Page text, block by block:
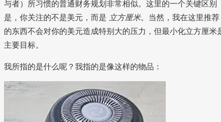
与者）所习惯的普通财务规划非常相似。这里的一个关键区别
是，你关注的不是美元，而是 立方厘米。当然，我在这里推荐
的东西不会对你的美元造成特别大的压力，但最小化立方厘米
主要目标。
我所指的是什么呢？我指的是像这样的物品：